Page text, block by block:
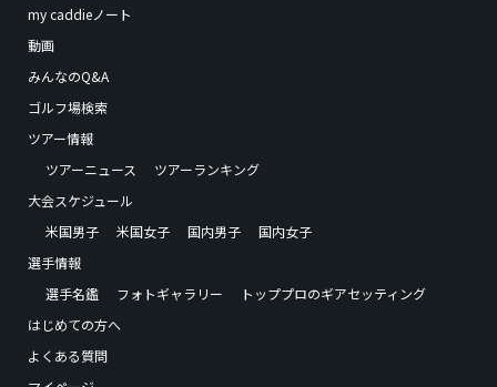
my caddieノート
動画
みんなのQ&A
ゴルフ場検索
ツアー情報
ツアーニュース
ツアーランキング
大会スケジュール
米国男子
米国女子 国内男子
国内女子
選手情報
選手名鑑
フォトギャラリー
トッププロのギアセッティング
はじめての方へ
よくある質問